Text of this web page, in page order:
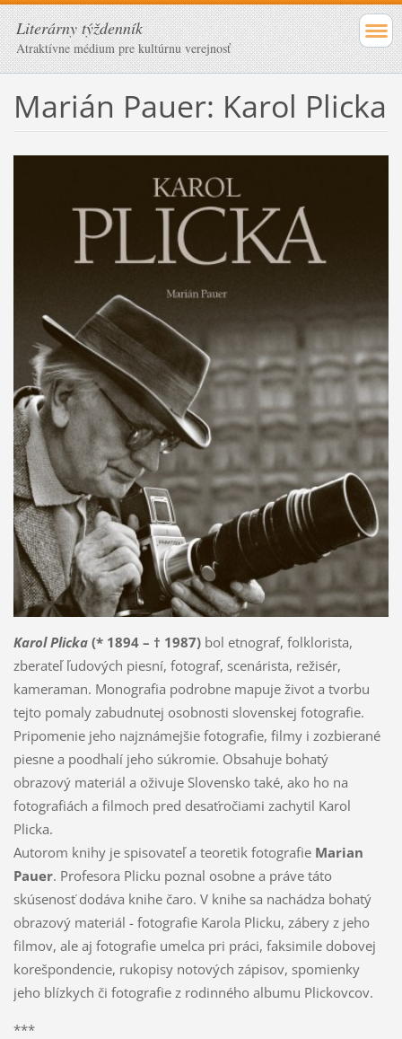
Literárny týždenník
Atraktívne médium pre kultúrnu verejnosť
Marián Pauer: Karol Plicka
Karol Plicka(* 1894 – † 1987)bol etnograf, folklorista,
zberateľ ľudových piesní, fotograf, scenárista, režisér,
kameraman. Monografia podrobne mapuje život a tvorbu
tejto pomaly zabudnutej osobnosti slovenskej fotografie.
Pripomenie jeho najznámejšie fotografie, filmy i zozbierané
piesne a poodhalí jeho súkromie. Obsahuje bohatý
obrazový materiál a oživuje Slovensko také, ako ho na
fotografiách a filmoch pred desaťročiami zachytil Karol
Plicka.
Autorom knihy je spisovateľ a teoretik fotografie Marian
Pauer. Profesora Plicku poznal osobne a práve táto
skúsenosť dodáva knihe čaro. V knihe sa nachádza bohatý
obrazový materiál - fotografie Karola Plicku, zábery z jeho
filmov, ale aj fotografie umelca pri práci, faksimile dobovej
korešpondencie, rukopisy notových zápisov, spomienky
jeho blízkych či fotografie z rodinného albumu Plickovcov.
***